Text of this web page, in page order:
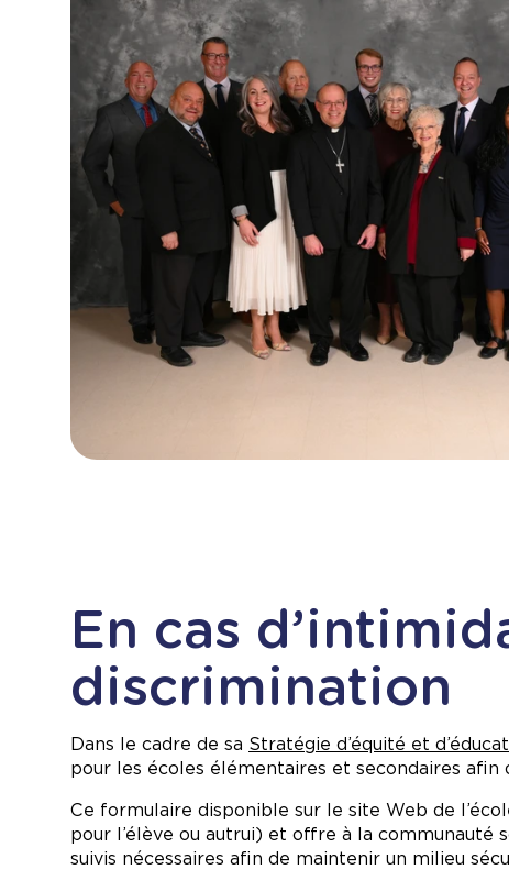
En cas
discrimination
Dans le cadre de sa Stratégie d’équité et
pour les écoles élémentaires et secondaires
Ce formulaire disponible sur le site Web de
pour l’élève ou autrui) et offre à la communauté
suivis nécessaires afin de maintenir un milieu